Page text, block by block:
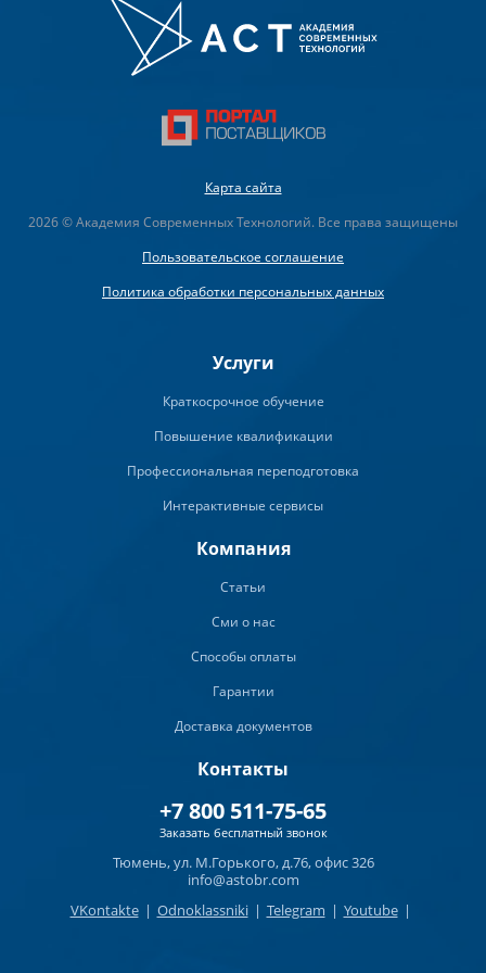
Карта сайта
2026 © Академия Современных Технологий. Все права защищены
Пользовательское соглашение
Политика обработки персональных данных
Услуги
Краткосрочное обучение
Повышение квалификации
Профессиональная переподготовка
Интерактивные сервисы
Компания
Статьи
Сми о нас
Способы оплаты
Гарантии
Доставка документов
Контакты
+7 800 511-75-65
Заказать бесплатный звонок
Тюмень, ул. М.Горького, д.76, офис 326
info@astobr.com
VKontakte | Odnoklassniki | Telegram | Youtube |